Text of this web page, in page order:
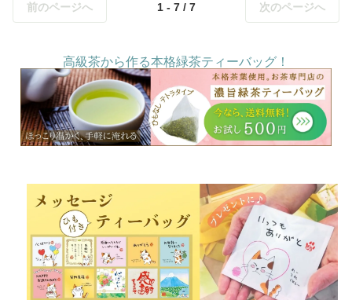
前のページへ 1 - 7 / 7 次のページへ
高級茶から作る本格緑茶ティーバッグ！